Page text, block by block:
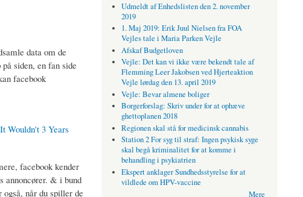
data om de
siden, en fan side
facebook
Wouldn't 3 Years
facebook kender
annoncører. & i bund
når du spiller de
Udmeldt af Enhedslisten den 2. november
2019
1. Maj 2019: Erik Juul Nielsen fra FOA
Vejles tale i Maria Parken Vejle
Afskaf Budgetloven
Vejle: Det kan vi ikke være bekendt tale af
Flemming Leer Jakobsen ved Hjerteaktion
Vejle lørdag den 13. april 2019
Vejle: Bevar almene boliger
Borgerforslag: Skriv under for at ophæve
ghettoplanen 2018
Regionen skal stå for medicinsk cannabis
Station 2 For syg til straf: Ingen psykisk syge
skal begå kriminalitet for at komme i
behandling i psykiatrien
Ekspert anklager Sundhedsstyrelse for at
vildlede om HPV-vaccine
Mere